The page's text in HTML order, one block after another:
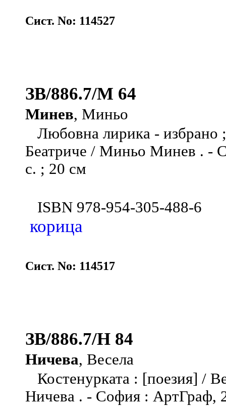
Сист. No: 114527
ЗВ/886.7/М 64
Минев, Миньо
Любовна лирика - избрано
Беатриче / Миньо Минев . -
с. ; 20 см
ISBN 978-954-305-488-6
корица
Сист. No: 114517
ЗВ/886.7/Н 84
Ничева, Весела
Костенурката : [поезия] /
Ничева . - София : АртГраф,